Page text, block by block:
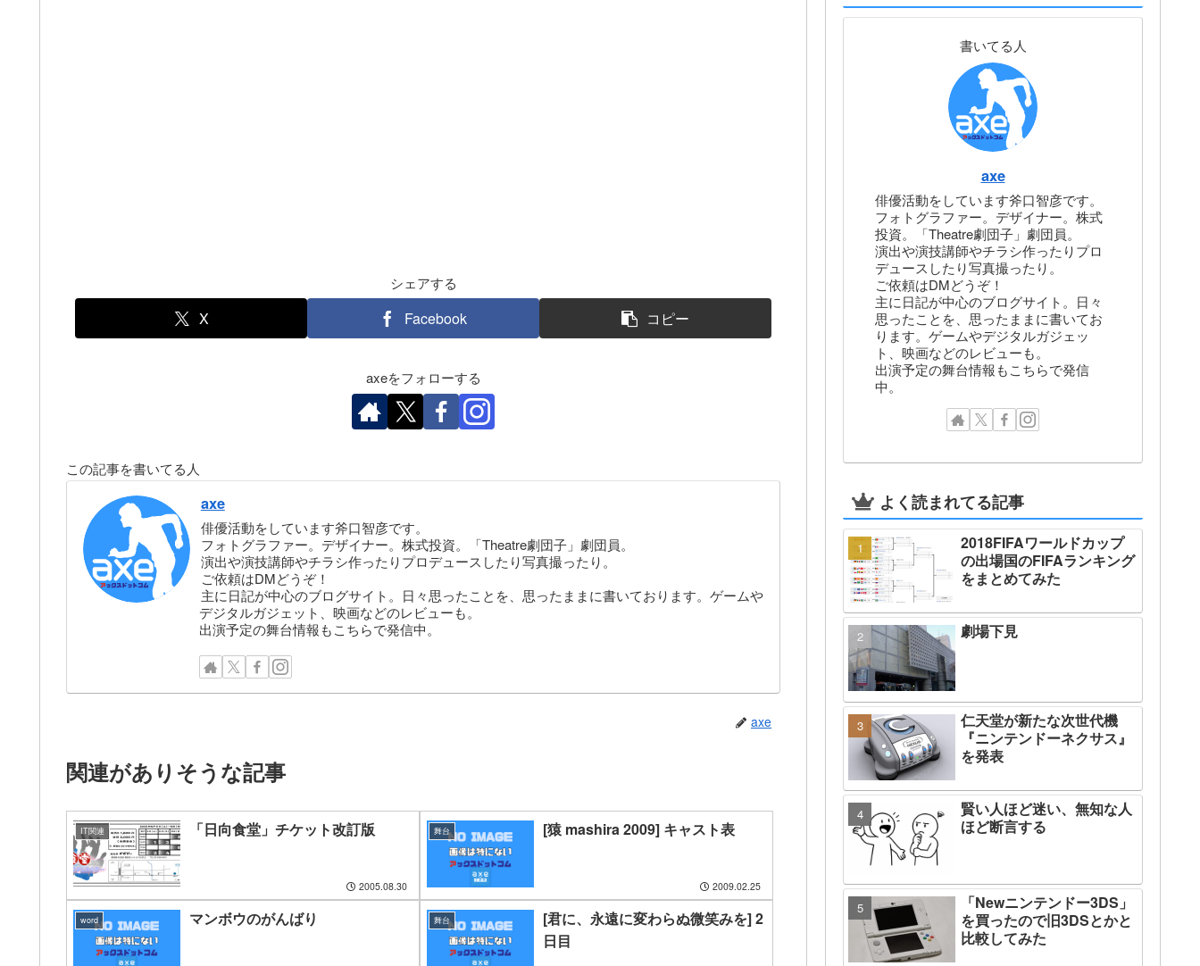
シェアする
X Facebook コピー
axeをフォローする
この記事を書いてる人
axe
俳優活動をしています斧口智彦です。
フォトグラファー。デザイナー。株式投資。「Theatre劇団子」劇団員。
演出や演技講師やチラシ作ったりプロデュースしたり写真撮ったり。
ご依頼はDMどうぞ！
主に日記が中心のブログサイト。日々思ったことを、思ったままに書いております。ゲームや
デジタルガジェット、映画などのレビューも。
出演予定の舞台情報もこちらで発信中。
axe
関連がありそうな記事
IT関連 「日向食堂」チケット改訂版
2005.08.30
舞台 [猿 mashira 2009] キャスト表
2009.02.25
word マンボウのがんばり 舞台
[君に、永遠に変わらぬ微笑みを] 2
日目
書いてる人
axe
俳優活動をしています斧口智彦です。
フォトグラファー。デザイナー。株式
投資。「Theatre劇団子」劇団員。
演出や演技講師やチラシ作ったりプロ
デュースしたり写真撮ったり。
ご依頼はDMどうぞ！
主に日記が中心のブログサイト。日々
思ったことを、思ったままに書いてお
ります。ゲームやデジタルガジェッ
ト、映画などのレビューも。
出演予定の舞台情報もこちらで発信
中。
よく読まれてる記事
2018FIFAワールドカップ
の出場国のFIFAランキング
をまとめてみた
劇場下見
仁天堂が新たな次世代機
『ニンテンドーネクサス』
を発表
賢い人ほど迷い、無知な人
ほど断言する
「Newニンテンドー3DS」
を買ったので旧3DSとかと
比較してみた